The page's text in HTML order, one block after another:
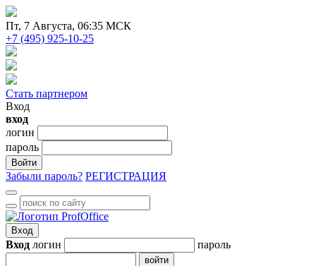
Пт, 7 Августа, 06:35 МСК
+7 (495) 925-10-25
Стать партнером
Вход
вход
логин
пароль
Войти
Забыли пароль? РЕГИСТРАЦИЯ
Вход
Вход логин пароль
войти